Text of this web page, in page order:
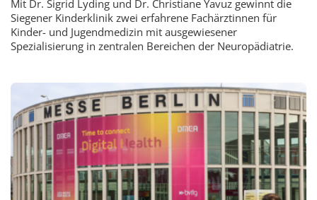
Mit Dr. Sigrid Lyding und Dr. Christiane Yavuz gewinnt die
Siegener Kinderklinik zwei erfahrene Fachärztinnen für
Kinder- und Jugendmedizin mit ausgewiesener
Spezialisierung in zentralen Bereichen der Neuropädiatrie.